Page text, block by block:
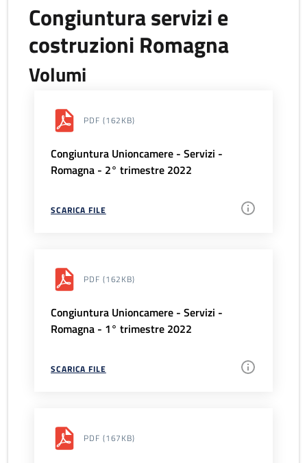
Congiuntura servizi e
costruzioni Romagna
Volumi
PDF (162KB)
Congiuntura Unioncamere - Servizi -
Romagna - 2° trimestre 2022
SCARICA FILE
PDF (162KB)
Congiuntura Unioncamere - Servizi -
Romagna - 1° trimestre 2022
SCARICA FILE
PDF (167KB)